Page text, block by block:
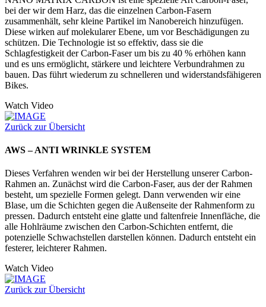
bei der wir dem Harz, das die einzelnen Carbon-Fasern
zusammenhält, sehr kleine Partikel im Nanobereich hinzufügen.
Diese wirken auf molekularer Ebene, um vor Beschädigungen zu
schützen. Die Technologie ist so effektiv, dass sie die
Schlagfestigkeit der Carbon-Faser um bis zu 40 % erhöhen kann
und es uns ermöglicht, stärkere und leichtere Verbundrahmen zu
bauen. Das führt wiederum zu schnelleren und widerstandsfähigeren
Bikes.
Watch Video
Zurück zur Übersicht
AWS – ANTI WRINKLE SYSTEM
Dieses Verfahren wenden wir bei der Herstellung unserer Carbon-
Rahmen an. Zunächst wird die Carbon-Faser, aus der der Rahmen
besteht, um spezielle Formen gelegt. Dann verwenden wir eine
Blase, um die Schichten gegen die Außenseite der Rahmenform zu
pressen. Dadurch entsteht eine glatte und faltenfreie Innenfläche, die
alle Hohlräume zwischen den Carbon-Schichten entfernt, die
potenzielle Schwachstellen darstellen können. Dadurch entsteht ein
festerer, leichterer Rahmen.
Watch Video
Zurück zur Übersicht